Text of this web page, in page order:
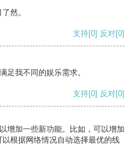
然。
支持[0] 反对[0]
足我不同的娱乐需求。
支持[0] 反对[0]
增加一些新功能。比如，可以增加
根据网络情况自动选择最优的线